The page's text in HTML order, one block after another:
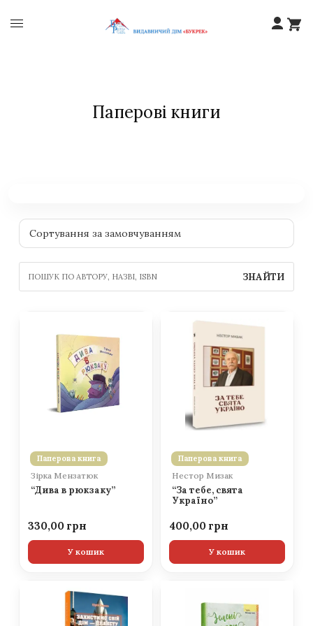
Паперові книги
ЗНАЙТИ
Паперова книга
Зірка Мензатюк
“Дива в рюкзаку”
330,00
У кошик
Паперова книга
Нестор Мизак
“За тебе, свята
Україно”
400,00
У кошик